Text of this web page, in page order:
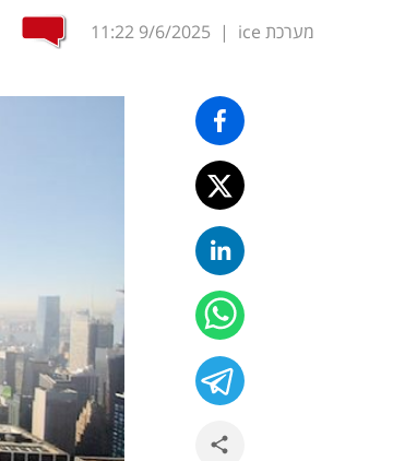
מערכת ice |
9/6/2025
11:22